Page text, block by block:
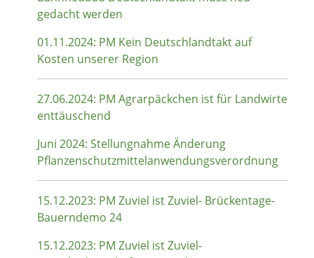
gedacht werden
01.11.2024: PM Kein Deutschlandtakt auf
Kosten unserer Region
27.06.2024: PM Agrarpäckchen ist für Landwirte
enttäuschend
Juni 2024: Stellungnahme Änderung
Pflanzenschutzmittelanwendungsverordnung
15.12.2023: PM Zuviel ist Zuviel- Brückentage-
Bauerndemo 24
15.12.2023: PM Zuviel ist Zuviel-